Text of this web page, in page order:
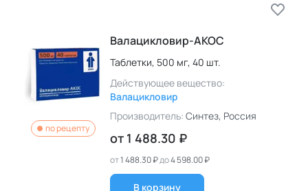
по рецепту
Валацикловир-АКОС
Таблетки, 500 мг, 40 шт.
Действующее вещество:
Валацикловир
Производитель: Синтез, Россия
от 1 488.30 ₽
от1 488.30 ₽до4 598.00 ₽
В корзину